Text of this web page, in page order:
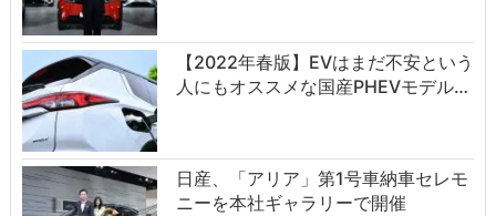
【2022年春版】EVはまだ不安という
人にもオススメな国産PHEVモデル…
日産、「アリア」第1号車納車セレモ
ニーを本社ギャラリーで開催